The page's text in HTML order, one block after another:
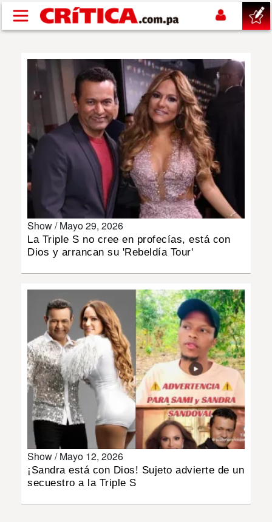
Pasar al contenido principal
NACIONAL
POLÍTICA
SHOW
DEPORTES
MULTIMEDIA
IMPRESO
Show /Mayo 29, 2026
La Triple S no cree en profecías, está con
Dios y arrancan su 'Rebeldía Tour'
Show /Mayo 12, 2026
¡Sandra está con Dios! Sujeto advierte de un
secuestro a la Triple S